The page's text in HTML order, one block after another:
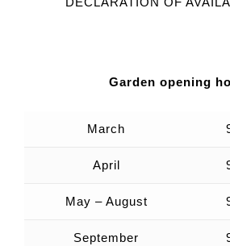
Garden opening
March
April
May – August
September